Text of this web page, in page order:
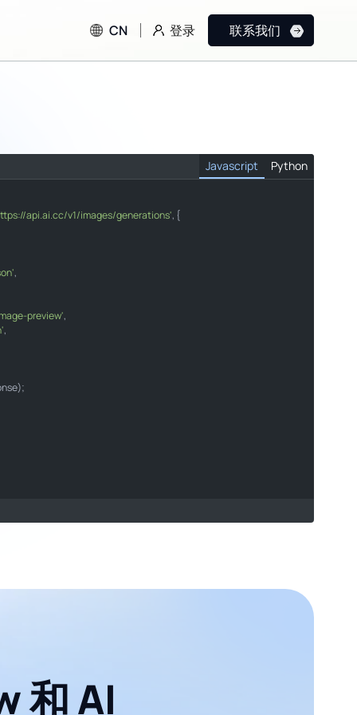
CN 登录 联系我们
Javascript Python
api.ai.cc/v1/images/generations', {
,
preview',
,
json"
和 AI